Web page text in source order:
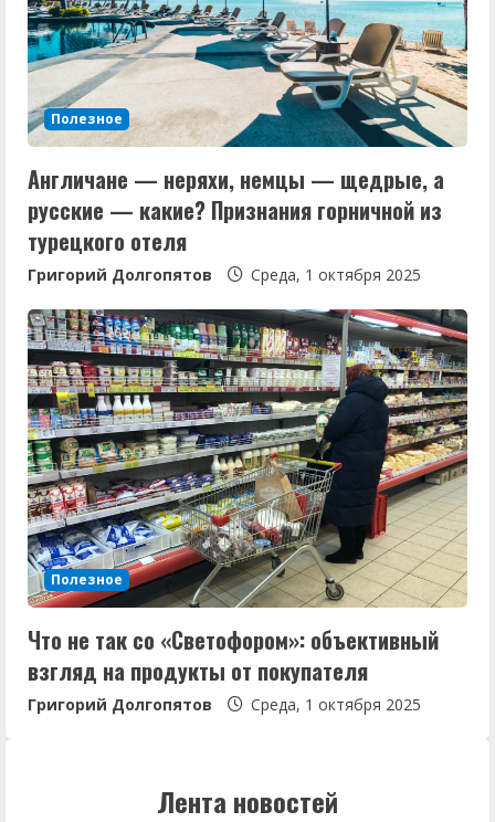
Полезное
Англичане — неряхи, немцы — щедрые, а
русские — какие? Признания горничной из
турецкого отеля
Григорий Долгопятов Среда, 1 октября 2025
Полезное
Что не так со «Светофором»: объективный
взгляд на продукты от покупателя
Григорий Долгопятов Среда, 1 октября 2025
Лента новостей